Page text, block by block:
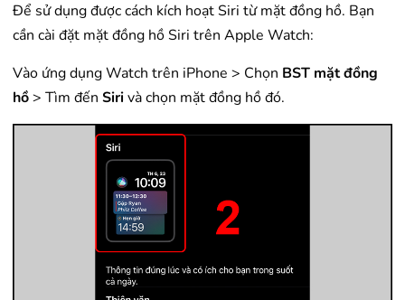
Để sử dụng được cách kích hoạt Siri từ mặt đồng hồ. Bạn
cần cài đặt mặt đồng hồ Siri trên Apple Watch:
Vào ứng dụng Watch trên iPhone > Chọn BST mặt đồng
hồ> Tìm đến Sirivà chọn mặt đồng hồ đó.